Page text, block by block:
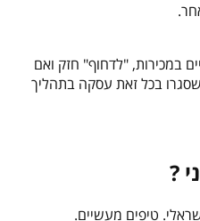
במכירות, "לדחוף" חזק ואם
בכל זאת עסקה בתהליך
?